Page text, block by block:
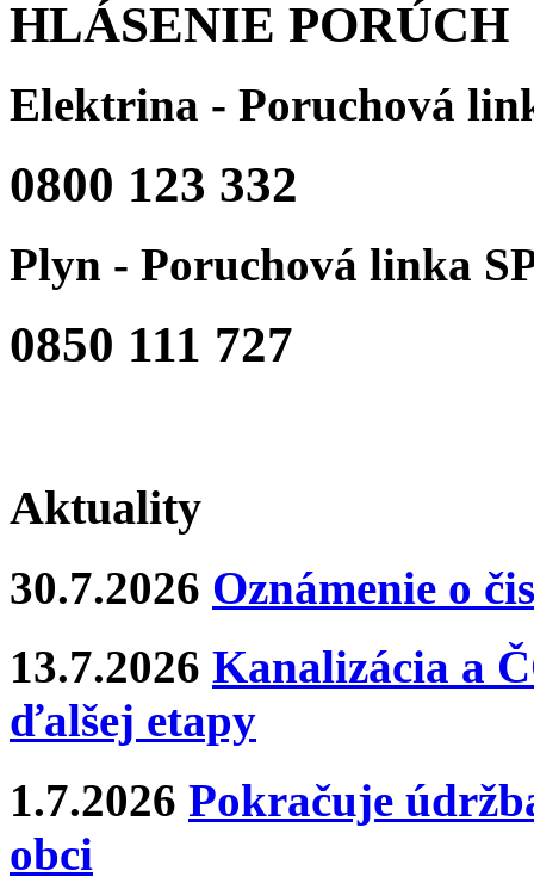
HLÁSENIE PORÚCH
Elektrina - Poruchová
0800 123 332
Plyn - Poruchová linka
0850 111 727
Aktuality
30.7.2026 Oznámenie o
13.7.2026 Kanalizácia a
ďalšej etapy
1.7.2026 Pokračuje
obci